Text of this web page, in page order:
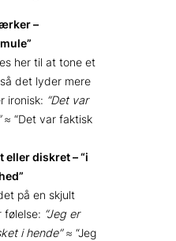
–
her til at tone et
det lyder mere
ironisk: “Det var
≈ “Det var faktisk
eller diskret – “i
på en skjult
følelse: “Jeg er
i hende”≈ “Jeg